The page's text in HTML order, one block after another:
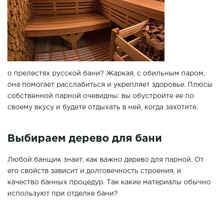
о прелестях русской бани? Жаркая, с обильным паром,
она помогает расслабиться и укрепляет здоровье. Плюсы
собственной парной очевидны: вы обустроите ее по
своему вкусу и будете отдыхать в ней, когда захотите.
Выбираем дерево для бани
Любой банщик знает, как важно дерево для парной. От
его свойств зависит и долговечность строения, и
качество банных процедур. Так какие материалы обычно
используют при отделке бани?